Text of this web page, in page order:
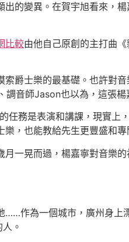
的變異。在賀宇旭看來，
比較由他自己原創的主打曲
士樂的最基礎。也許對
調音師Jason也以為，這張
任務是表演和講課，現實上
，也能教給先生更豐盛和專
晃而過，楊嘉寧對音樂的
作為一個城市，廣州身上
。